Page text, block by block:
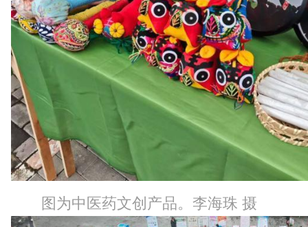
图为中医药文创产品。李海珠 摄